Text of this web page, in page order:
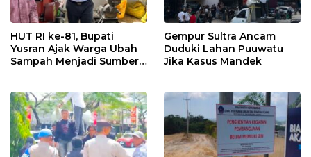
HUT RI ke-81, Bupati
Yusran Ajak Warga Ubah
Sampah Menjadi Sumber
Gempur Sultra Ancam
Duduki Lahan Puuwatu
Jika Kasus Mandek